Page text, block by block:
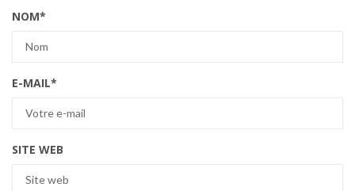
NOM*
E-MAIL*
SITE WEB